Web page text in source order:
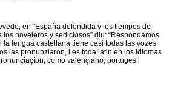
en “España defendida y los tiempos de
noveleros y sediciosos” diu: “Respondamos
la lengua castellana tiene casi todas las vozes
las pronunziaron, i es toda latin en los idiomas
como valençiano, portuges i